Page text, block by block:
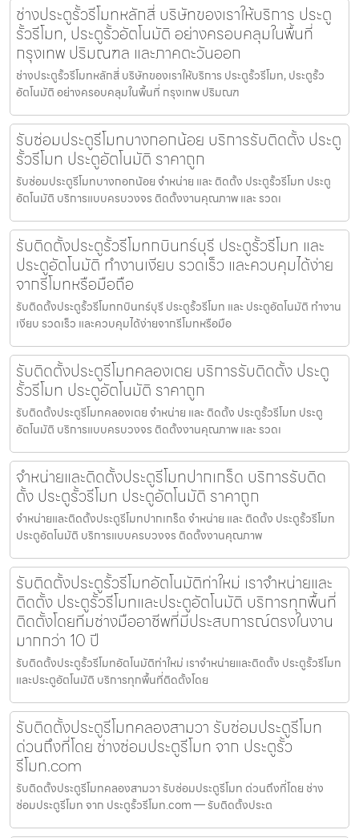
ช่างประตูรั้วรีโมทหลักสี่ บริษัทของเราให้บริการ ประตู
รั้วรีโมท, ประตูรั้วอัตโนมัติ อย่างครอบคลุมในพื้นที่
กรุงเทพ ปริมณฑล และภาคตะวันออก
ช่างประตูรั้วรีโมทหลักสี่ บริษัทของเราให้บริการ ประตูรั้วรีโมท, ประตูรั้ว
อัตโนมัติ อย่างครอบคลุมในพื้นที่ กรุงเทพ ปริมณฑ
รับซ่อมประตูรีโมทบางกอกน้อย บริการรับติดตั้ง ประตู
รั้วรีโมท ประตูอัตโนมัติ ราคาถูก
รับซ่อมประตูรีโมทบางกอกน้อย จำหน่าย และ ติดตั้ง ประตูรั้วรีโมท ประตู
อัตโนมัติ บริการแบบครบวงจร ติดตั้งงานคุณภาพ และ รวดเ
รับติดตั้งประตูรั้วรีโมทกบินทร์บุรี ประตูรั้วรีโมท และ
ประตูอัตโนมัติ ทำงานเงียบ รวดเร็ว และควบคุมได้ง่าย
จากรีโมทหรือมือถือ
รับติดตั้งประตูรั้วรีโมทกบินทร์บุรี ประตูรั้วรีโมท และ ประตูอัตโนมัติ ทำงาน
เงียบ รวดเร็ว และควบคุมได้ง่ายจากรีโมทหรือมือ
รับติดตั้งประตูรีโมทคลองเตย บริการรับติดตั้ง ประตู
รั้วรีโมท ประตูอัตโนมัติ ราคาถูก
รับติดตั้งประตูรีโมทคลองเตย จำหน่าย และ ติดตั้ง ประตูรั้วรีโมท ประตู
อัตโนมัติ บริการแบบครบวงจร ติดตั้งงานคุณภาพ และ รวดเ
จำหน่ายและติดตั้งประตูรีโมทปากเกร็ด บริการรับติด
ตั้ง ประตูรั้วรีโมท ประตูอัตโนมัติ ราคาถูก
จำหน่ายและติดตั้งประตูรีโมทปากเกร็ด จำหน่าย และ ติดตั้ง ประตูรั้วรีโมท
ประตูอัตโนมัติ บริการแบบครบวงจร ติดตั้งงานคุณภาพ
รับติดตั้งประตูรั้วรีโมทอัตโนมัติท่าใหม่ เราจำหน่ายและ
ติดตั้ง ประตูรั้วรีโมทและประตูอัตโนมัติ บริการทุกพื้นที่
ติดตั้งโดยทีมช่างมืออาชีพที่มีประสบการณ์ตรงในงาน
มากกว่า 10 ปี
รับติดตั้งประตูรั้วรีโมทอัตโนมัติท่าใหม่ เราจำหน่ายและติดตั้ง ประตูรั้วรีโมท
และประตูอัตโนมัติ บริการทุกพื้นที่ติดตั้งโดย
รับติดตั้งประตูรีโมทคลองสามวา รับซ่อมประตูรีโมท
ด่วนถึงที่โดย ช่างซ่อมประตูรีโมท จาก ประตูรั้ว
รีโมท.com
รับติดตั้งประตูรีโมทคลองสามวา รับซ่อมประตูรีโมท ด่วนถึงที่โดย ช่าง
ซ่อมประตูรีโมท จาก ประตูรั้วรีโมท.com — รับติดตั้งประต